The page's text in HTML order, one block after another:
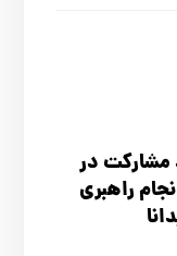
مشارکت در
راهبری